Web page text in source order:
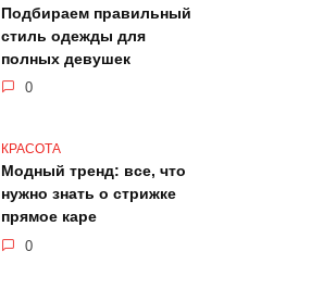
Подбираем правильный
стиль одежды для
полных девушек
0
КРАСОТА
Модный тренд: все, что
нужно знать о стрижке
прямое каре
0